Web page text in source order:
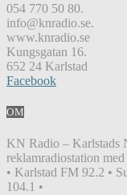
054 770 50 80.
info@knradio.se.
www.knradio.se
Kungsgatan 16.
652 24 Karlstad
Facebook
OM
KN Radio – Karlstads
reklamradiostation
• Karlstad FM 92.2 •
104.1 •